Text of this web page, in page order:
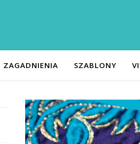
ZAGADNIENIA SZABLONY